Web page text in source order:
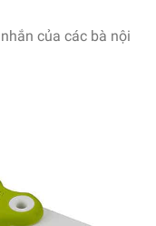
của các bà nội